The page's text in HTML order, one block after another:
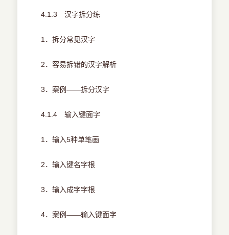
4.1.3 汉字拆分练
1．拆分常见汉字
2．容易拆错的汉字解析
3．案例——拆分汉字
4.1.4 输入键面字
1．输入5种单笔画
2．输入键名字根
3．输入成字字根
4．案例——输入键面字